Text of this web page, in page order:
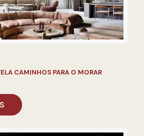
CAMINHOS PARA O MORAR